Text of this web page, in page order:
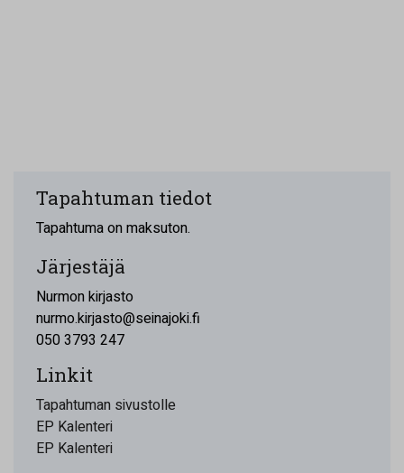
Tapahtuman tiedot
Tapahtuma on maksuton.
Järjestäjä
Nurmon kirjasto
nurmo.kirjasto@seinajoki.fi
050 3793 247
Linkit
Tapahtuman sivustolle
EP Kalenteri
EP Kalenteri